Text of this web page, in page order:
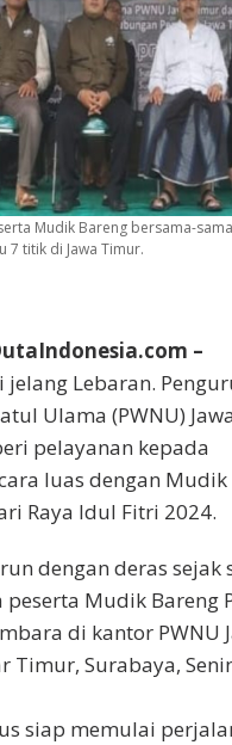
Mudik Bareng bersama-sama
7 titik di Jawa Timur.
–
Lebaran.
Ulama (PWNU)
pelayanan kepada
luas dengan Mudik
Raya Idul Fitri 2024.
dengan deras sejak
Mudik Bareng
di kantor PWNU
Timur, Surabaya,
siap memulai